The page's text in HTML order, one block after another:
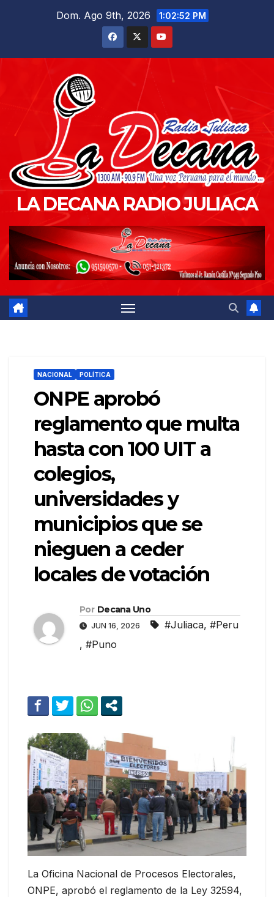
Dom. Ago 9th, 2026 1:02:53 PM
LA DECANA RADIO JULIACA
NACIONAL POLÍTICA
ONPE aprobó
reglamento que multa
hasta con 100 UIT a
colegios,
universidades y
municipios que se
nieguen a ceder
locales de votación
Por Decana Uno
JUN 16, 2026 #Juliaca, #Peru
, #Puno
La Oficina Nacional de Procesos Electorales,
ONPE, aprobó el reglamento de la Ley 32594,